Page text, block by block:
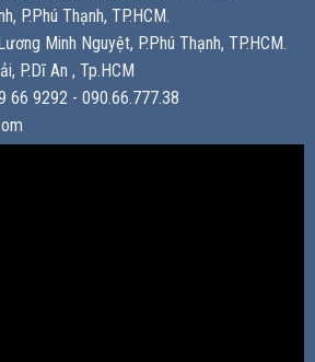
P.Phú Thạnh, TP.HCM.
Minh Nguyệt, P.Phú Thạnh, TP.HCM.
P.Dĩ An , Tp.HCM
66 9292 - 090.66.777.38